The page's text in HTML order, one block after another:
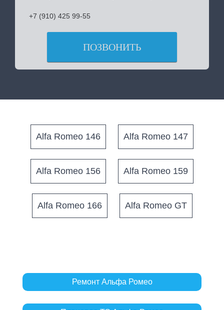
+7 (910) 425 99-55
ПОЗВОНИТЬ
Alfa Romeo 146 Alfa Romeo 147
Alfa Romeo 156 Alfa Romeo 159
Alfa Romeo 166 Alfa Romeo GT
Ремонт Альфа Ромео